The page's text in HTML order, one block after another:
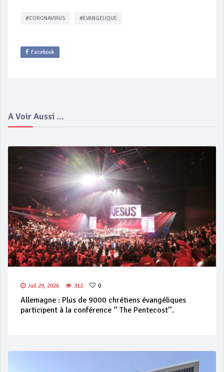
#CORONAVIRUS #EVANGELIQUE
Facebook
A Voir Aussi ...
Juil 29, 2026 312 0
Allemagne : Plus de 9000 chrétiens évangéliques
participent à la conférence ‘’ The Pentecost’’.